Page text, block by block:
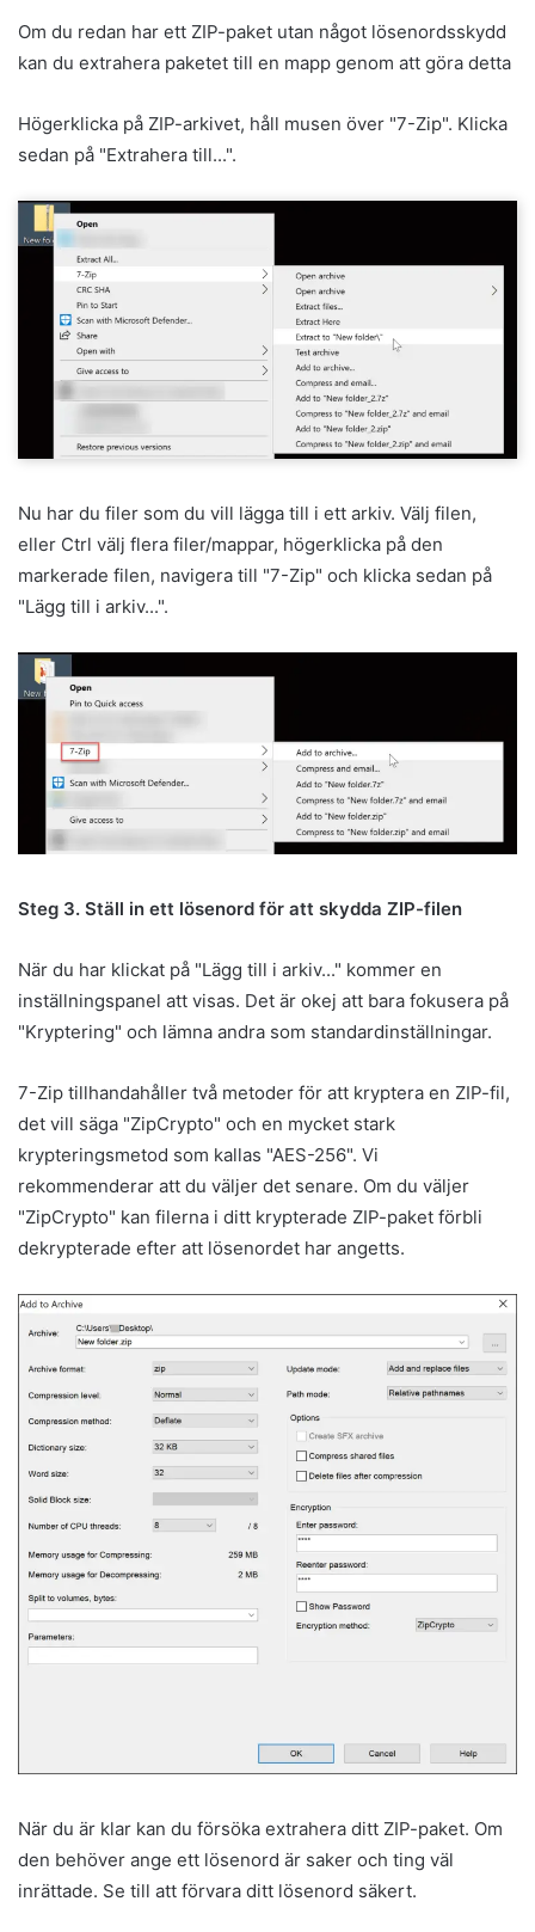
Om du redan har ett ZIP-paket utan något lösenordsskydd
kan du extrahera paketet till en mapp genom att göra detta
Högerklicka på ZIP-arkivet, håll musen över "7-Zip". Klicka
sedan på "Extrahera till...".
Nu har du filer som du vill lägga till i ett arkiv. Välj filen,
eller Ctrl välj flera filer/mappar, högerklicka på den
markerade filen, navigera till "7-Zip" och klicka sedan på
"Lägg till i arkiv...".
Steg 3. Ställ in ett lösenord för att skydda ZIP-filen
När du har klickat på "Lägg till i arkiv..." kommer en
inställningspanel att visas. Det är okej att bara fokusera på
"Kryptering" och lämna andra som standardinställningar.
7-Zip tillhandahåller två metoder för att kryptera en ZIP-fil,
det vill säga "ZipCrypto" och en mycket stark
krypteringsmetod som kallas "AES-256". Vi
rekommenderar att du väljer det senare. Om du väljer
"ZipCrypto" kan filerna i ditt krypterade ZIP-paket förbli
dekrypterade efter att lösenordet har angetts.
När du är klar kan du försöka extrahera ditt ZIP-paket. Om
den behöver ange ett lösenord är saker och ting väl
inrättade. Se till att förvara ditt lösenord säkert.